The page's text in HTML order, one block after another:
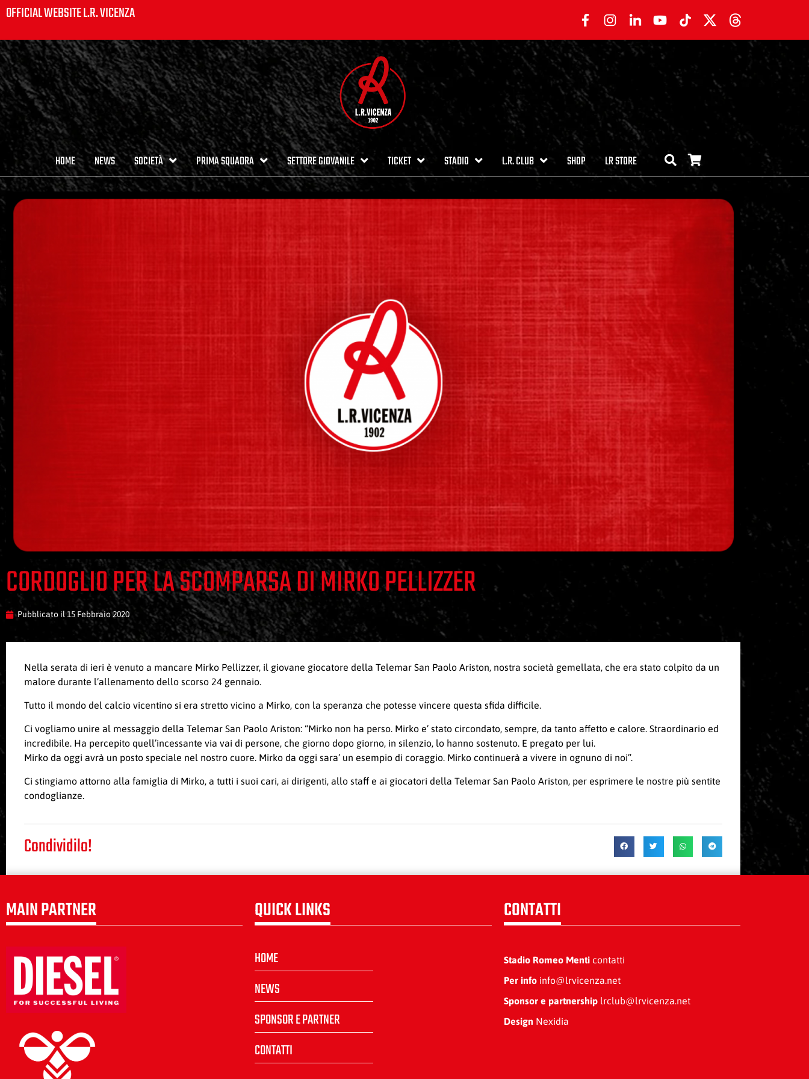
OFFICIAL WEBSITE L.R. VICENZA
HOME NEWS SOCIETÀ PRIMA SQUADRA SETTORE GIOVANILE TICKET STADIO L.R. CLUB SHOP LR STORE
CORDOGLIO PER LA SCOMPARSA DI MIRKO PELLIZZER
Pubblicato il15 Febbraio 2020
Nella serata di ieri è venuto a mancare Mirko Pellizzer, il giovane giocatore della Telemar San Paolo Ariston, nostra società gemellata, che era stato colpito da un
malore durante l’allenamento dello scorso 24 gennaio.
Tutto il mondo del calcio vicentino si era stretto vicino a Mirko, con la speranza che potesse vincere questa sfida difficile.
Ci vogliamo unire al messaggio della Telemar San Paolo Ariston: “Mirko non ha perso. Mirko e’ stato circondato, sempre, da tanto affetto e calore. Straordinario ed
incredibile. Ha percepito quell’incessante via vai di persone, che giorno dopo giorno, in silenzio, lo hanno sostenuto. E pregato per lui.
Mirko da oggi avrà un posto speciale nel nostro cuore. Mirko da oggi sara’ un esempio di coraggio. Mirko continuerà a vivere in ognuno di noi”.
Ci stingiamo attorno alla famiglia di Mirko, a tutti i suoi cari, ai dirigenti, allo staff e ai giocatori della Telemar San Paolo Ariston, per esprimere le nostre più sentite
condoglianze.
Condividilo!
MAIN PARTNER QUICK LINKS
HOME
NEWS
SPONSOR E PARTNER
CONTATTI
CONTATTI
Stadio Romeo Menticontatti
Per infoinfo@lrvicenza.net
Sponsor e partnershiplrclub@lrvicenza.net
Design Nexidia